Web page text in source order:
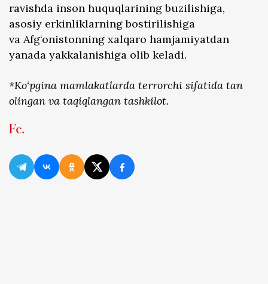
ravishda inson huquqlarining buzilishiga,
asosiy erkinliklarning bostirilishiga
va Afg‘onistonning xalqaro hamjamiyatdan
yanada yakkalanishiga olib keladi.
*Ko‘pgina mamlakatlarda terrorchi sifatida tan
olingan va taqiqlangan tashkilot.